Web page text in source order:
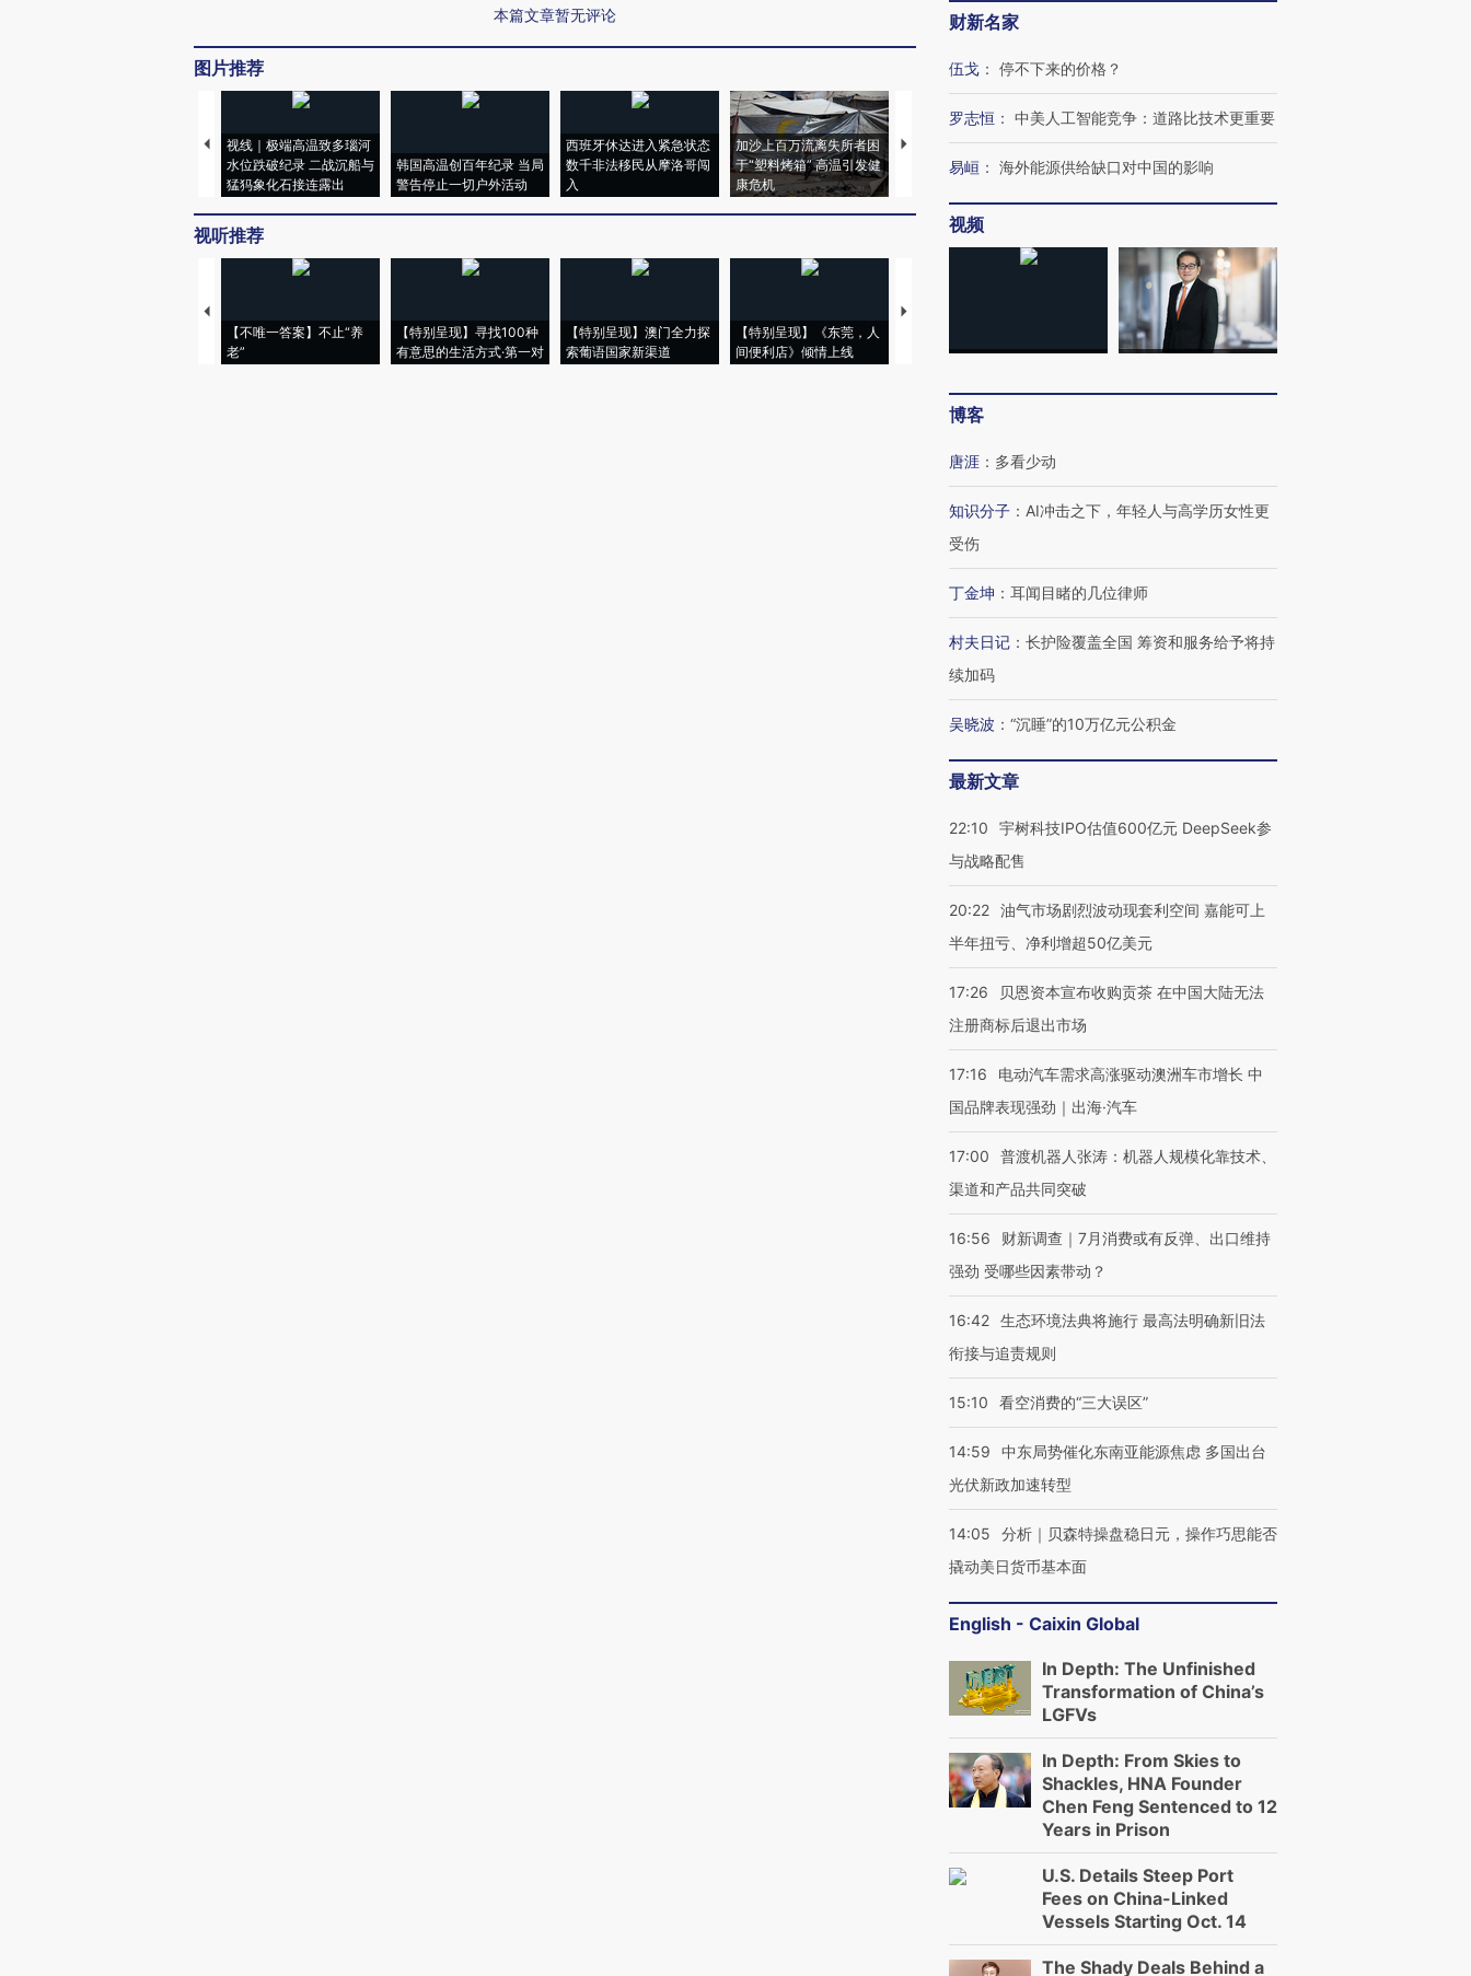
本篇文章暂无评论
图片推荐
视线｜极端高温致多瑙河
水位跌破纪录 二战沉船与
猛犸象化石接连露出
韩国高温创百年纪录 当局
警告停止一切户外活动
西班牙休达进入紧急状态
数千非法移民从摩洛哥闯
入
加沙上百万流离失所者困
于“塑料烤箱” 高温引发健
康危机
视线｜HYROX的吸金
术：是什么让中产们甘
马航飞行员跨国走私7万
粒摇头丸 尿检体内含3种
视线｜被称为“蟑螂”的印
视听推荐
【不唯一答案】不止“养
老”
【特别呈现】寻找100种
有意思的生活方式·第一对
【特别呈现】澳门全力探
索葡语国家新渠道
【特别呈现】《东莞，人
间便利店》倾情上线
【推广】走进第四届链博
【特别呈现】寻找100种
有意思的生活方式·第三对
【商旅对话】华住集团
CFO：不靠规模取胜，华
住三大增长引擎是什么？
财新名家
伍戈 ： 停不下来的价格？
罗志恒 ： 中美人工智能竞争：道路比技术更重要
易峘 ： 海外能源供给缺口对中国的影响
视频
博客
唐涯 ： 多看少动
知识分子 ： AI冲击之下，年轻人与高学历女性更
受伤
丁金坤 ： 耳闻目睹的几位律师
村夫日记 ： 长护险覆盖全国 筹资和服务给予将持
续加码
吴晓波 ： “沉睡”的10万亿元公积金
最新文章
22:10
宇树科技IPO估值600亿元 DeepSeek参
与战略配售
20:22 油气市场剧烈波动现套利空间 嘉能可上
半年扭亏、净利增超50亿美元
17:26
贝恩资本宣布收购贡茶 在中国大陆无法
注册商标后退出市场
17:16
电动汽车需求高涨驱动澳洲车市增长 中
国品牌表现强劲｜出海·汽车
17:00
普渡机器人张涛：机器人规模化靠技术、
渠道和产品共同突破
16:56
财新调查｜7月消费或有反弹、出口维持
强劲 受哪些因素带动？
16:42 生态环境法典将施行 最高法明确新旧法
衔接与追责规则
15:10 看空消费的“三大误区”
14:59
中东局势催化东南亚能源焦虑 多国出台
光伏新政加速转型
14:05
分析｜贝森特操盘稳日元，操作巧思能否
撬动美日货币基本面
English - Caixin Global
In Depth: The Unfinished
Transformation of China’s
LGFVs
In Depth: From Skies to
Shackles, HNA Founder
Chen Feng Sentenced to 12
Years in Prison
U.S. Details Steep Port
Fees on China-Linked
Vessels Starting Oct. 14
The Shady Deals Behind a